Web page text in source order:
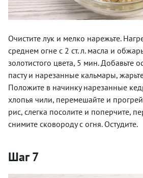
Очистите лук и мелко нарежьте.
среднем огне с 2 ст. л. масла и
золотистого цвета, 5 мин. Добавьте
пасту и нарезанные кальмары,
Положите в начинку нарезанные
хлопья чили, перемешайте и
рис, слегка посолите и поперчите,
снимите сковороду с огня. Остудите.
Шаг 7